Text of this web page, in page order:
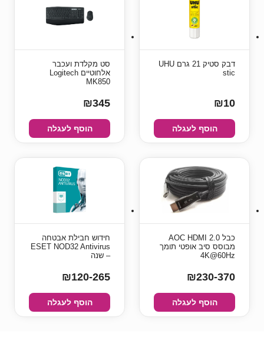
דבק סטיק 21 גרם UHU
stic
₪10
הוסף לעגלה
סט מקלדת ועכבר
אלחוטיים Logitech
MK850
₪345
הוסף לעגלה
כבל AOC HDMI 2.0
מבוסס סיב אופטי תומך
4K@60Hz
₪230-370
הוסף לעגלה
חידוש חבילת אבטחה
ESET NOD32 Antivirus
– שנה
₪120-265
הוסף לעגלה